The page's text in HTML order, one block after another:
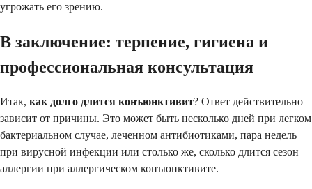
угрожать его зрению.
В заключение: терпение, гигиена и
профессиональная консультация
Итак, как долго длится конъюнктивит? Ответ действительно
зависит от причины. Это может быть несколько дней при легком
бактериальном случае, леченном антибиотиками, пара недель
при вирусной инфекции или столько же, сколько длится сезон
аллергии при аллергическом конъюнктивите.